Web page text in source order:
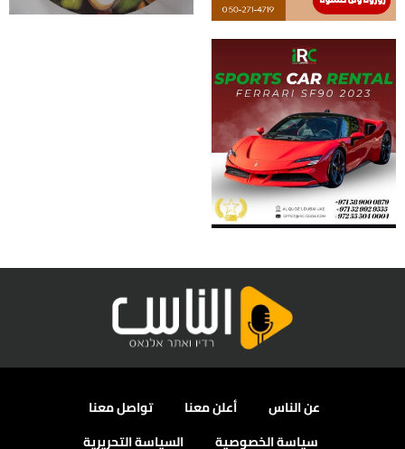
عن الناس أعلن معنا
تواصل معنا
سياسة الخصوصية
السياسة التحريرية